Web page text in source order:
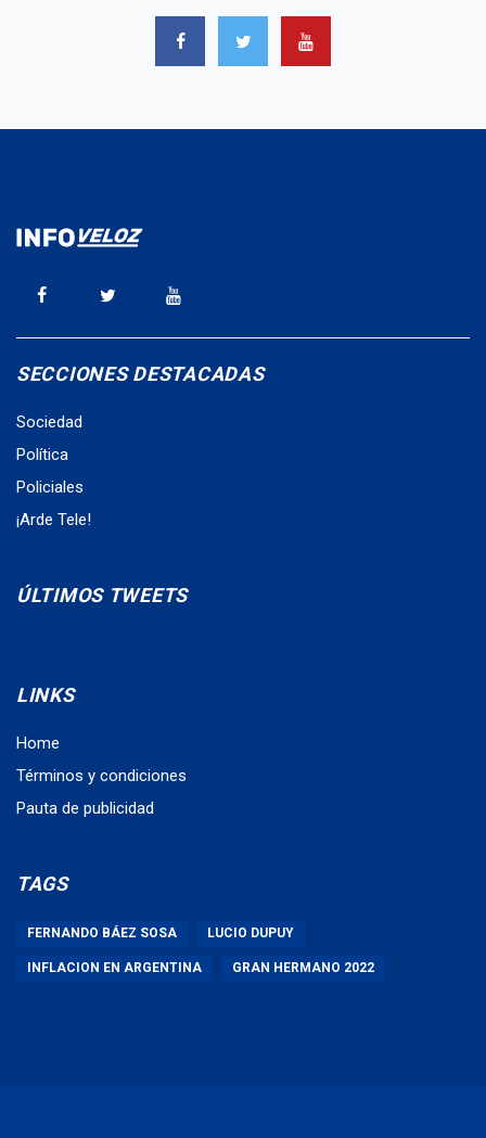
SECCIONES DESTACADAS
Sociedad
Política
Policiales
¡Arde Tele!
ÚLTIMOS TWEETS
LINKS
Home
Términos y condiciones
Pauta de publicidad
TAGS
FERNANDO BÁEZ SOSA LUCIO DUPUY
INFLACION EN ARGENTINA GRAN HERMANO 2022